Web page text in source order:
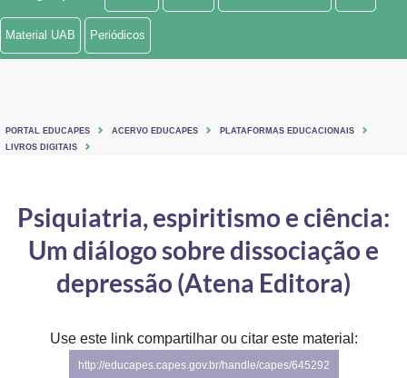
Ministério de Minas e Energia
Ministério do Turismo
Controladoria-Geral da União
Ministério da Mulher, da Família e dos Direitos Humanos
Secretaria de Governo
Material UAB Periódicos
PORTAL EDUCAPES ACERVO EDUCAPES
PLATAFORMAS EDUCACIONAIS
LIVROS DIGITAIS
Psiquiatria, espiritismo e ciência:
Um diálogo sobre dissociação e
depressão (Atena Editora)
Use este link compartilhar ou citar este material:
http://educapes.capes.gov.br/handle/capes/645292